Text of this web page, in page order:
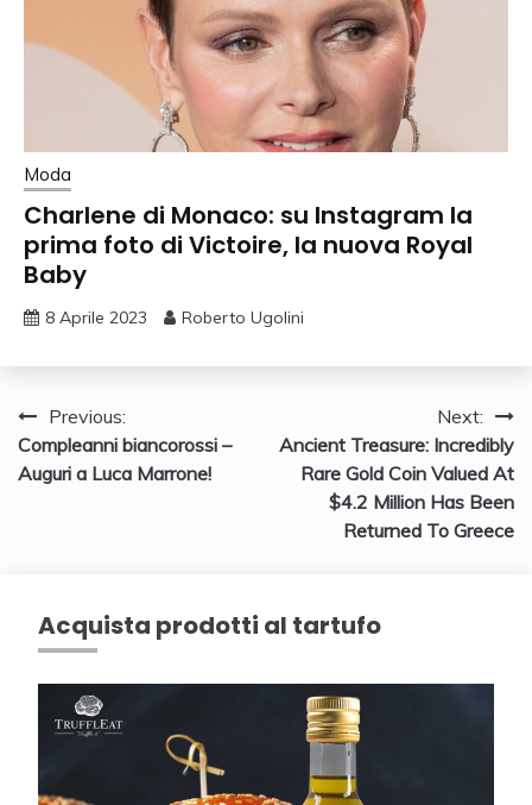
Moda
Charlene di Monaco: su Instagram la
prima foto di Victoire, la nuova Royal
Baby
8 Aprile 2023 Roberto Ugolini
Navigazione
articoli
Previous:
Compleanni biancorossi –
Auguri a Luca Marrone!
Next:
Ancient Treasure: Incredibly
Rare Gold Coin Valued At
$4.2 Million Has Been
Returned To Greece
Acquista prodotti al tartufo